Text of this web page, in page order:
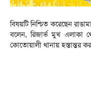
বিষয়টি নিশ্চিত করেছেন
বলেন, রিজার্ভ মুখ এলাকা
কোতোয়ালী থানায় হস্তান্তর